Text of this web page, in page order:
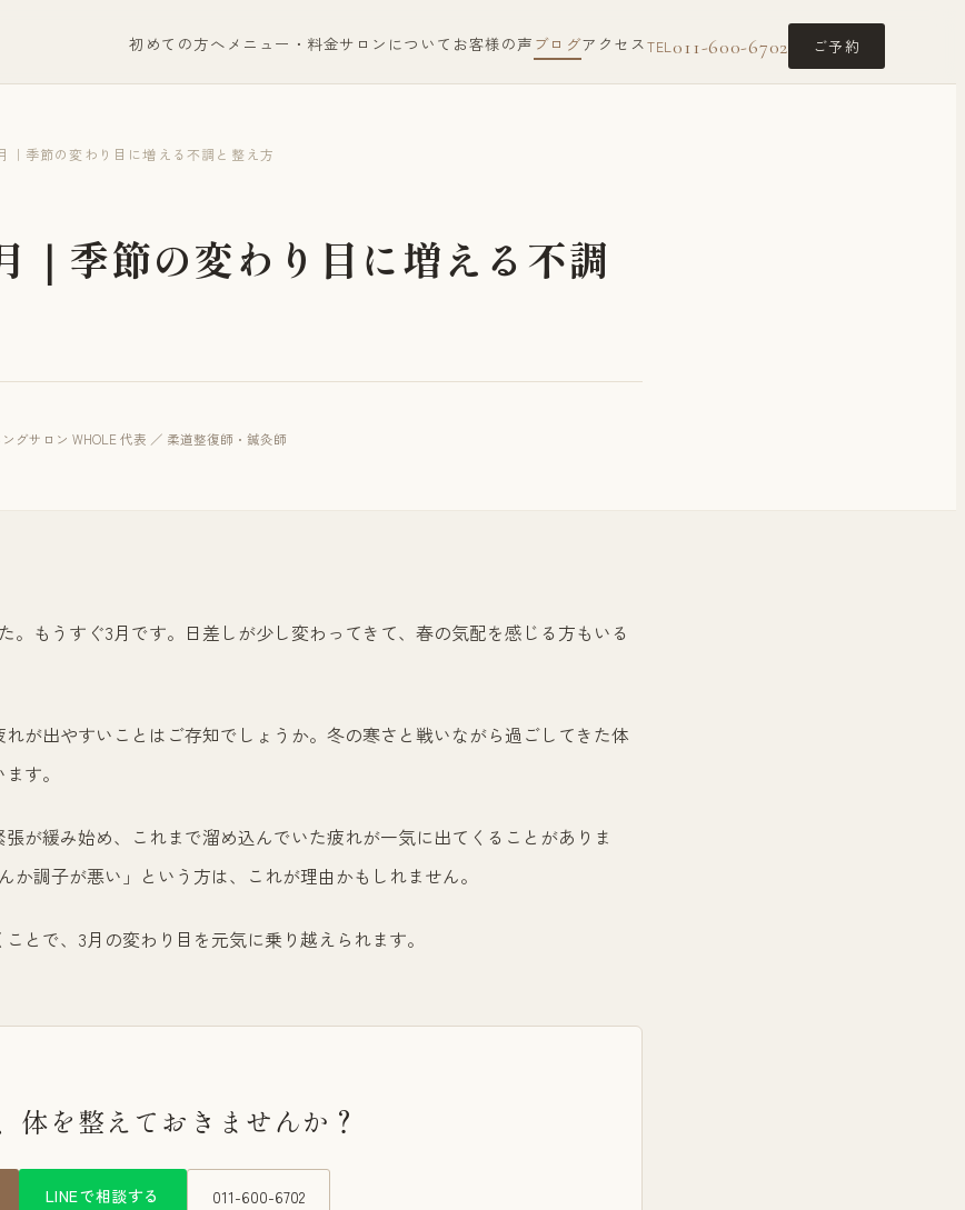
初めての方へ メニュー・料金サロンについて お客様の声 ブログアクセスTEL011-600-6702 ご予約
｜季節の変わり目に増える不調と整え方
｜季節の変わり目に増える不調
グサロン WHOLE 代表 ／ 柔道整復師・鍼灸師
。もうすぐ3月です。日差しが少し変わってきて、春の気配を感じる方もいる
が出やすいことはご存知でしょうか。冬の寒さと戦いながら過ごしてきた体
す。
が緩み始め、これまで溜め込んでいた疲れが一気に出てくることがありま
か調子が悪い」という方は、これが理由かもしれません。
とで、3月の変わり目を元気に乗り越えられます。
体を整えておきませんか？
LINEで相談する 011-600-6702